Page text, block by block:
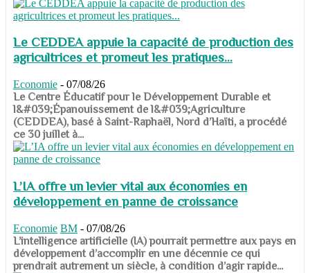
Le CEDDEA appuie la capacité de production des
agricultrices et promeut les pratiques...
Economie - 07/08/26
​​​​​​​Le Centre Éducatif pour le Développement Durable et
l&#039;Épanouissement de l&#039;Agriculture
(CEDDEA), basé à Saint-Raphaël, Nord d’Haïti, a procédé
ce 30 juillet à...
L’IA offre un levier vital aux économies en
développement en panne de croissance
Economie BM - 07/08/26
​​​​​​​L’intelligence artificielle (IA) pourrait permettre aux pays en
développement d’accomplir en une décennie ce qui
prendrait autrement un siècle, à condition d’agir rapide...